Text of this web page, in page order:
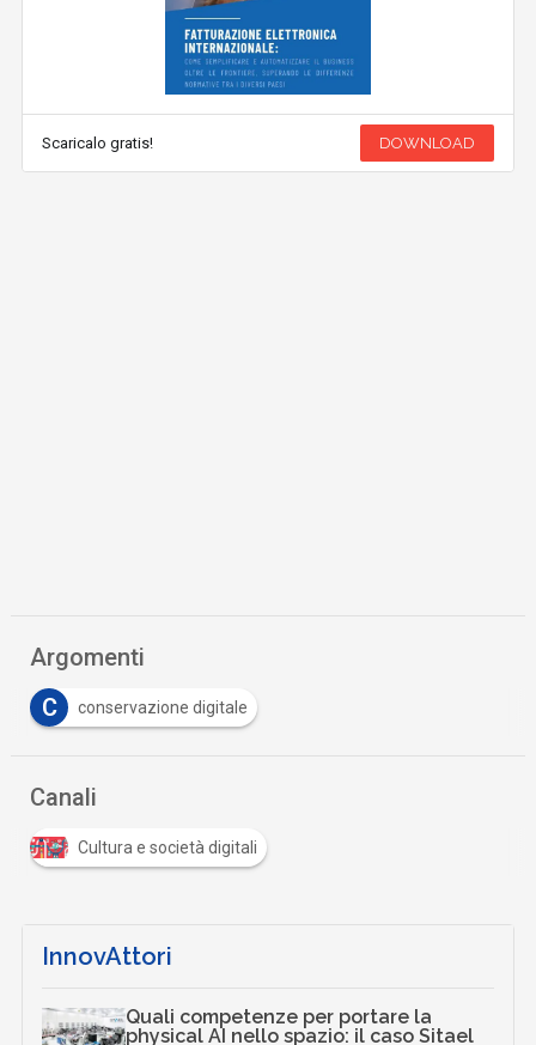
Scaricalo gratis! DOWNLOAD
Argomenti
C
conservazione digitale
Canali
Cultura e società digitali
InnovAttori
Quali competenze per portare la
physical AI nello spazio: il caso Sitael